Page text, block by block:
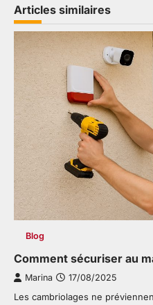
Articles similaires
Blog
Comment sécuriser au
Marina 17/08/2025
Les cambriolages ne